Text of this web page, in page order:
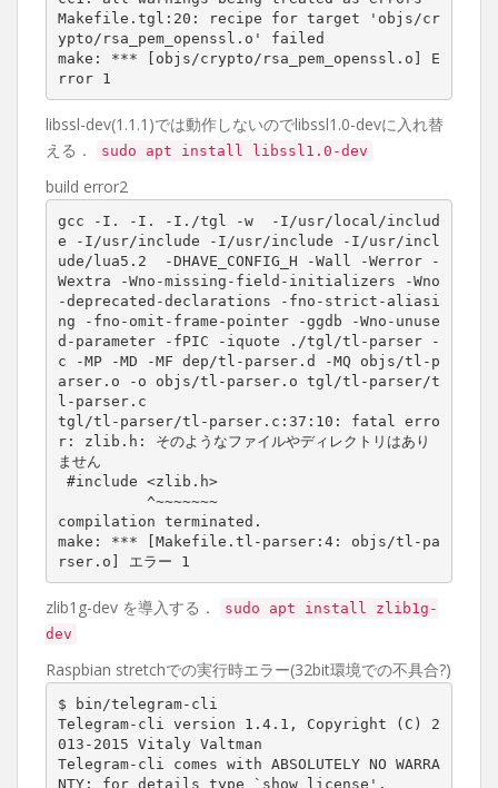
Makefile.tgl:20: recipe for target 'objs/cr
ypto/rsa_pem_openssl.o' failed
make: *** [objs/crypto/rsa_pem_openssl.o] E
rror 1
libssl-dev(1.1.1)では動作しないのでlibssl1.0-devに入れ替
える．
sudo apt install libssl1.0-dev
build error2
gcc -I. -I. -I./tgl -w  -I/usr/local/includ
e -I/usr/include -I/usr/include -I/usr/incl
ude/lua5.2  -DHAVE_CONFIG_H -Wall -Werror -
Wextra -Wno-missing-field-initializers -Wno
-deprecated-declarations -fno-strict-aliasi
ng -fno-omit-frame-pointer -ggdb -Wno-unuse
d-parameter -fPIC -iquote ./tgl/tl-parser -
c -MP -MD -MF dep/tl-parser.d -MQ objs/tl-p
arser.o -o objs/tl-parser.o tgl/tl-parser/t
l-parser.c
tgl/tl-parser/tl-parser.c:37:10: fatal erro
r: zlib.h: そのようなファイルやディレクトリはあり
ません
compilation terminated.
make: *** [Makefile.tl-parser:4: objs/tl-pa
rser.o] エラー 1
zlib1g-dev を導入する．
sudo apt install zlib1g-
dev
Raspbian stretchでの実行時エラー(32bit環境での不具合?)
$ bin/telegram-cli
Telegram-cli version 1.4.1, Copyright (C) 2
013-2015 Vitaly Valtman
Telegram-cli comes with ABSOLUTELY NO WARRA
NTY; for details type `show_license'.